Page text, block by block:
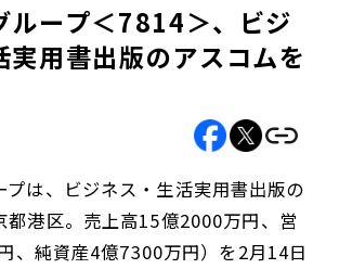
ループ＜7814＞、ビジ
実用書出版のアスコムを
プは、ビジネス・生活実用書出版の
都港区。売上高15億2000万円、営
、純資産4億7300万円）を2月14日